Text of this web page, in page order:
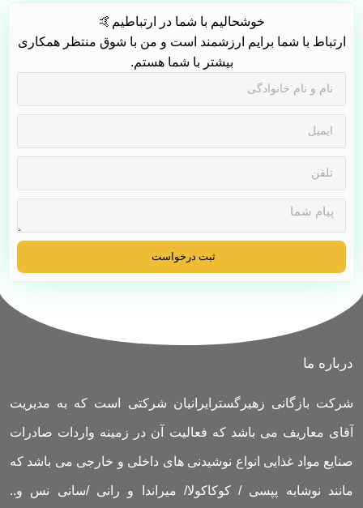
خوشحالیم با شما در ارتباطیم🤙
ارتباط با شما برایم ارزشمند است و من با شوق منتظر همکاری
بیشتر با شما هستم.
ثبت درخواست
درباره ما
شرکت بازگانی زهیرگسترایرانیان شرکتی است که به مدیریت
آقای معاریف می باشد که فعالیت آن در زمینه واردات صادرات
صنایع مواد غذایی انواع نوشیدنی های داخلی و خارجی می باشد که
مانند نوشابه پپسی / کوکاکولا/ میراندا و رانی /سانی نس و..